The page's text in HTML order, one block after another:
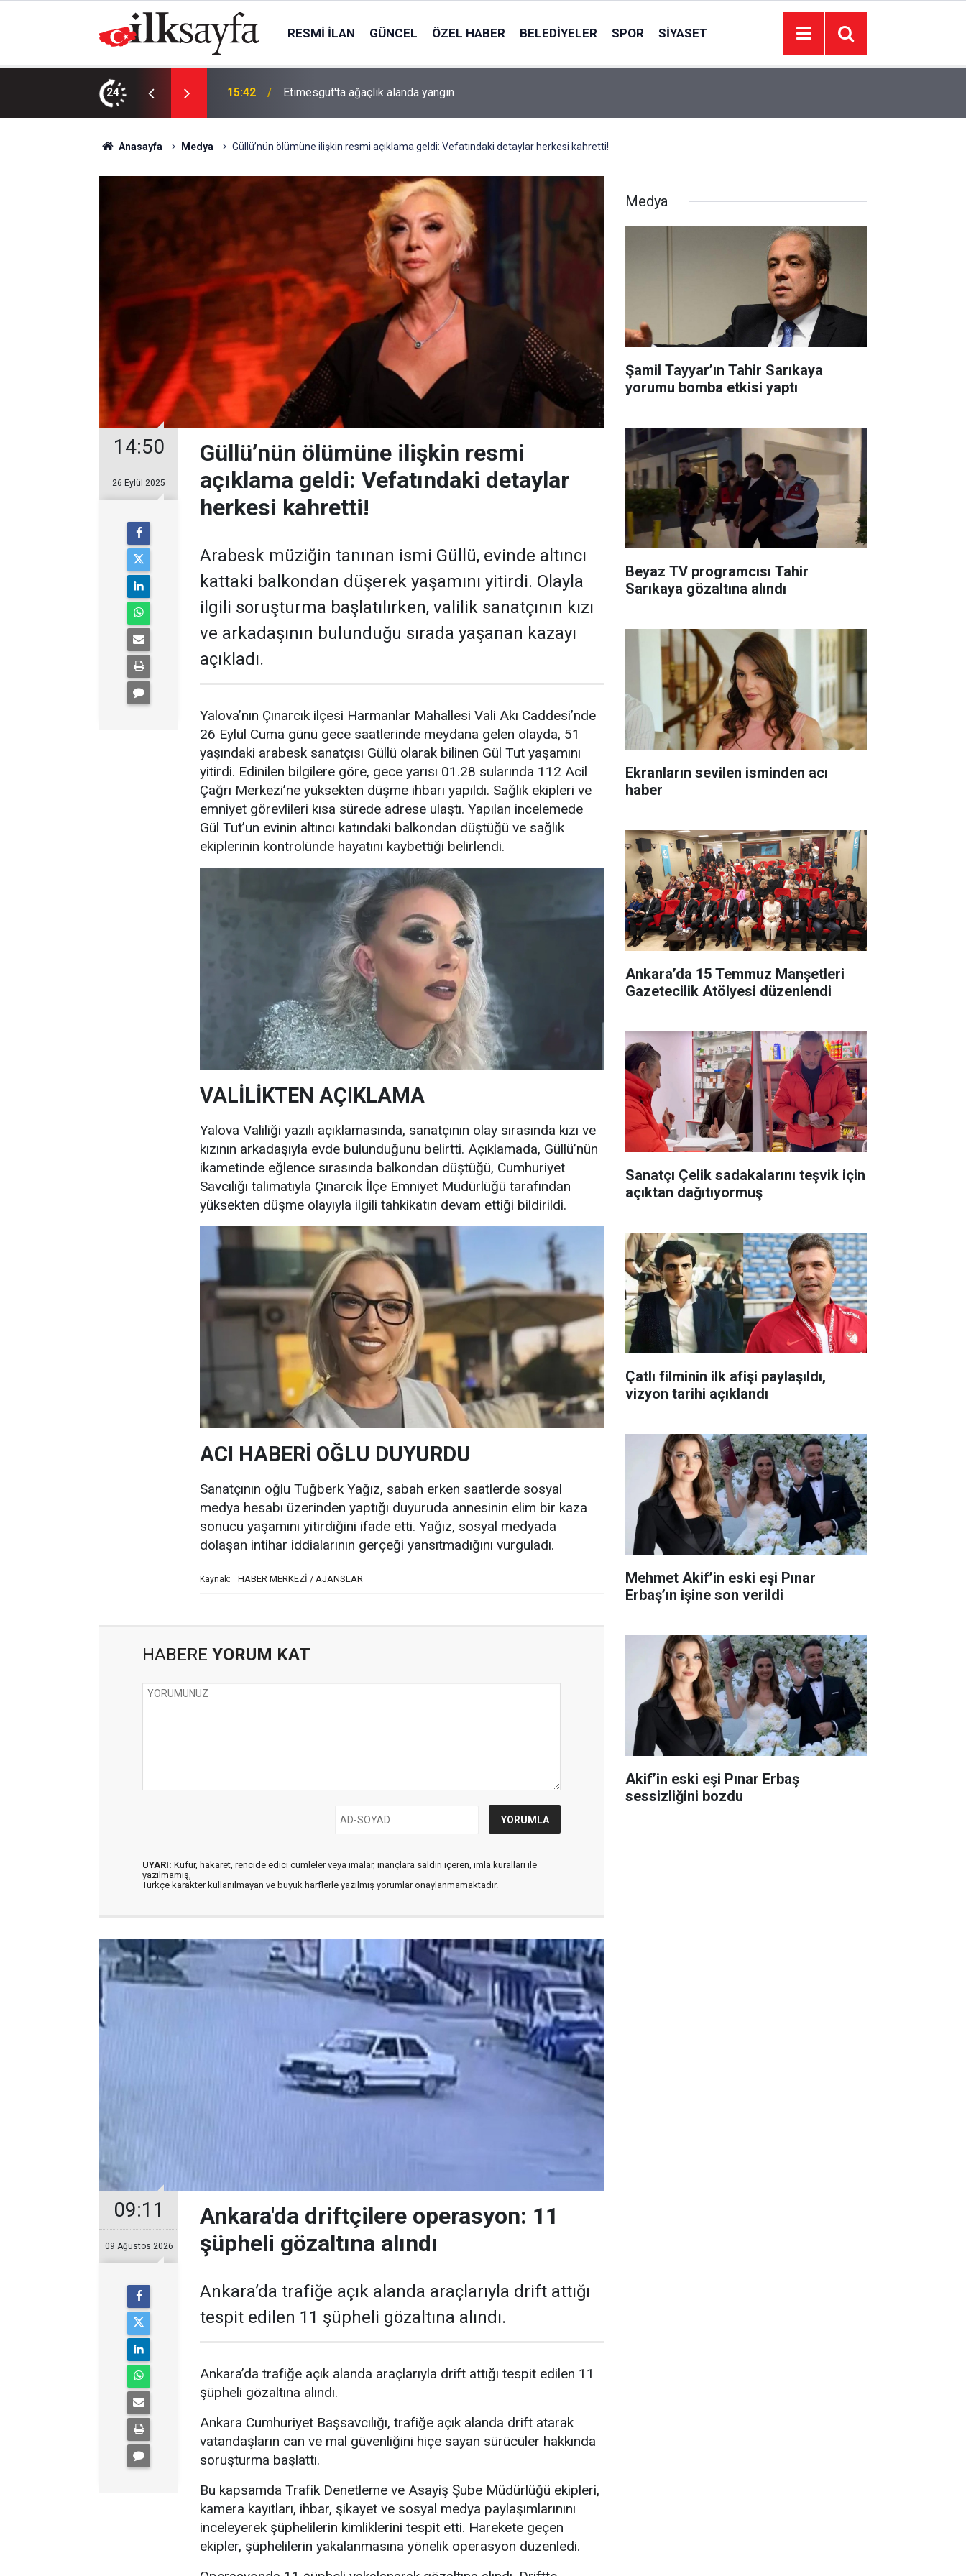
RESMI İLAN GÜNCEL ÖZEL HABER BELEDIYELER SPOR SIYASET
24 15:35 Erbakan: Mekke Anlaşması ABD ve İsrail için İran’a karşı imzalandı
Anasayfa Medya Güllü’nün ölümüne ilişkin resmi açıklama geldi: Vefatındaki detaylar herkesi kahretti!
14:50
26 Eylül 2025
Güllü’nün ölümüne ilişkin resmi
açıklama geldi: Vefatındaki detaylar
herkesi kahretti!
Arabesk müziğin tanınan ismi Güllü, evinde altıncı
kattaki balkondan düşerek yaşamını yitirdi. Olayla
ilgili soruşturma başlatılırken, valilik sanatçının kızı
ve arkadaşının bulunduğu sırada yaşanan kazayı
açıkladı.
Yalova’nın Çınarcık ilçesi Harmanlar Mahallesi Vali Akı Caddesi’nde
26 Eylül Cuma günü gece saatlerinde meydana gelen olayda, 51
yaşındaki arabesk sanatçısı Güllü olarak bilinen Gül Tut yaşamını
yitirdi. Edinilen bilgilere göre, gece yarısı 01.28 sularında 112 Acil
Çağrı Merkezi’ne yüksekten düşme ihbarı yapıldı. Sağlık ekipleri ve
emniyet görevlileri kısa sürede adrese ulaştı. Yapılan incelemede
Gül Tut’un evinin altıncı katındaki balkondan düştüğü ve sağlık
ekiplerinin kontrolünde hayatını kaybettiği belirlendi.
VALİLİKTEN AÇIKLAMA
Yalova Valiliği yazılı açıklamasında, sanatçının olay sırasında kızı ve
kızının arkadaşıyla evde bulunduğunu belirtti. Açıklamada, Güllü’nün
ikametinde eğlence sırasında balkondan düştüğü, Cumhuriyet
Savcılığı talimatıyla Çınarcık İlçe Emniyet Müdürlüğü tarafından
yüksekten düşme olayıyla ilgili tahkikatın devam ettiği bildirildi.
ACI HABERİ OĞLU DUYURDU
Sanatçının oğlu Tuğberk Yağız, sabah erken saatlerde sosyal
medya hesabı üzerinden yaptığı duyuruda annesinin elim bir kaza
sonucu yaşamını yitirdiğini ifade etti. Yağız, sosyal medyada
dolaşan intihar iddialarının gerçeği yansıtmadığını vurguladı.
Kaynak: HABER MERKEZİ / AJANSLAR
HABERE YORUM KAT
UYARI: Küfür, hakaret, rencide edici cümleler veya imalar, inançlara saldırı içeren, imla kuralları ile
yazılmamış,
Türkçe karakter kullanılmayan ve büyük harflerle yazılmış yorumlar onaylanmamaktadır.
09:11
09 Ağustos 2026
Ankara'da driftçilere operasyon: 11
şüpheli gözaltına alındı
Ankara’da trafiğe açık alanda araçlarıyla drift attığı
tespit edilen 11 şüpheli gözaltına alındı.
Ankara’da trafiğe açık alanda araçlarıyla drift attığı tespit edilen 11
şüpheli gözaltına alındı.
Ankara Cumhuriyet Başsavcılığı, trafiğe açık alanda drift atarak
vatandaşların can ve mal güvenliğini hiçe sayan sürücüler hakkında
soruşturma başlattı.
Bu kapsamda Trafik Denetleme ve Asayiş Şube Müdürlüğü ekipleri,
kamera kayıtları, ihbar, şikayet ve sosyal medya paylaşımlarınını
inceleyerek şüphelilerin kimliklerini tespit etti. Harekete geçen
ekipler, şüphelilerin yakalanmasına yönelik operasyon düzenledi.
Medya
Şamil Tayyar’ın Tahir Sarıkaya
yorumu bomba etkisi yaptı
Beyaz TV programcısı Tahir
Sarıkaya gözaltına alındı
Ekranların sevilen isminden acı
haber
Ankara’da 15 Temmuz Manşetleri
Gazetecilik Atölyesi düzenlendi
Sanatçı Çelik sadakalarını teşvik için
açıktan dağıtıyormuş
Çatlı filminin ilk afişi paylaşıldı,
vizyon tarihi açıklandı
Mehmet Akif’in eski eşi Pınar
Erbaş’ın işine son verildi
Akif’in eski eşi Pınar Erbaş
sessizliğini bozdu